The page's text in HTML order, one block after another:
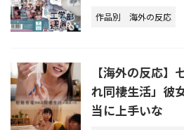
作品別 海外の反応
【海外の反応】
れ同棲生活」彼
当に上手いな